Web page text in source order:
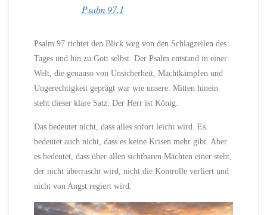
Psalm 97,1
Psalm 97 richtet den Blick weg von den Schlagzeilen des
Tages und hin zu Gott selbst. Der Psalm entstand in einer
Welt, die genauso von Unsicherheit, Machtkämpfen und
Ungerechtigkeit geprägt war wie unsere. Mitten hinein
steht dieser klare Satz: Der Herr ist König.
Das bedeutet nicht, dass alles sofort leicht wird. Es
bedeutet auch nicht, dass es keine Krisen mehr gibt. Aber
es bedeutet, dass über allen sichtbaren Mächten einer steht,
der nicht überrascht wird, nicht die Kontrolle verliert und
nicht von Angst regiert wird.